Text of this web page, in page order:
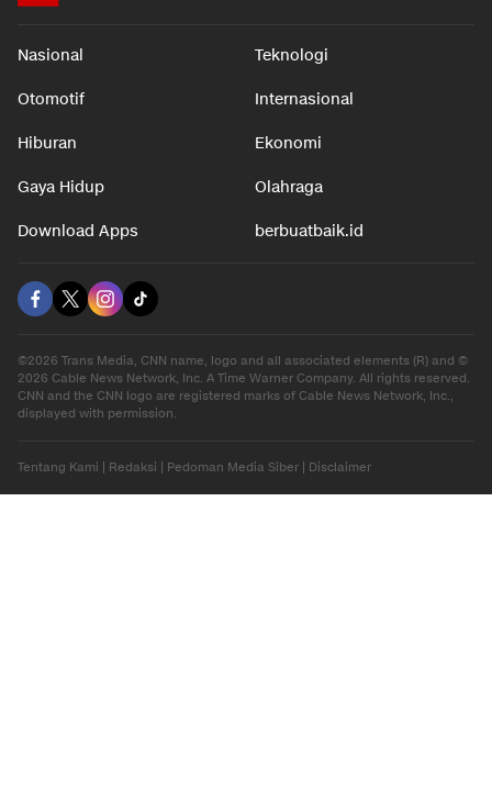
Nasional Teknologi
Otomotif Internasional
Hiburan Ekonomi
Gaya Hidup Olahraga
Download Apps berbuatbaik.id
©2026 Trans Media, CNN name, logo and all associated elements (R) and ©
2026 Cable News Network, Inc. A Time Warner Company. All rights reserved.
CNN and the CNN logo are registered marks of Cable News Network, Inc.,
displayed with permission.
Tentang Kami | Redaksi | Pedoman Media Siber | Disclaimer